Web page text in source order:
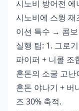
시노비 방어전 에
시노비에 스윙
이션 특수 → 콤
실행 팁: 1. 그로
파이퍼 + 니콜 조
혼돈의 소굴 고
혼돈 야나기 + 버
즈 30% 축적.